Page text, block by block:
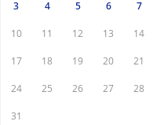
3 4 5 6 7
10 11 12 13 14
17 18 19 20 21
24 25 26 27 28
31